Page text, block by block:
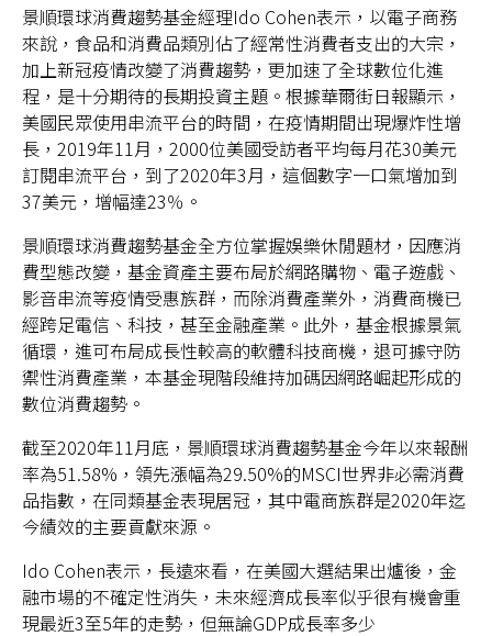
景順環球消費趨勢基金經理Ido Cohen表示，以電子商務
來說，食品和消費品類別佔了經常性消費者支出的大宗，
加上新冠疫情改變了消費趨勢，更加速了全球數位化進
程，是十分期待的長期投資主題。根據華爾街日報顯示，
美國民眾使用串流平台的時間，在疫情期間出現爆炸性增
長，2019年11月，2000位美國受訪者平均每月花30美元
訂閱串流平台，到了2020年3月，這個數字一口氣增加到
37美元，增幅達23％。
景順環球消費趨勢基金全方位掌握娛樂休閒題材，因應消
費型態改變，基金資產主要布局於網路購物、電子遊戲、
影音串流等疫情受惠族群，而除消費產業外，消費商機已
經跨足電信、科技，甚至金融產業。此外，基金根據景氣
循環，進可布局成長性較高的軟體科技商機，退可據守防
禦性消費產業，本基金現階段維持加碼因網路崛起形成的
數位消費趨勢。
截至2020年11月底，景順環球消費趨勢基金今年以來報酬
率為51.58%，領先漲幅為29.50%的MSCI世界非必需消費
品指數，在同類基金表現居冠，其中電商族群是2020年迄
今績效的主要貢獻來源。
Ido Cohen表示，長遠來看，在美國大選結果出爐後，金
融市場的不確定性消失，未來經濟成長率似乎很有機會重
現最近3至5年的走勢，但無論GDP成長率多少